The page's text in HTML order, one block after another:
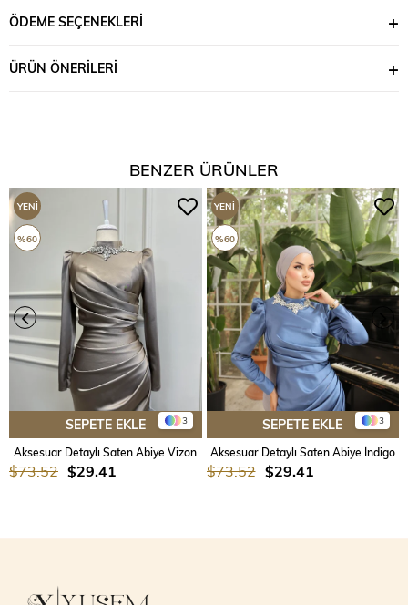
ÖDEME SEÇENEKLERI
ÜRÜN ÖNERILERI
BENZER ÜRÜNLER
3
SEPETE EKLE
Aksesuar Detaylı Saten Abiye Vizon
$29.41
$73.52
YENI
ÜRÜN
%60
3
SEPETE EKLE
Aksesuar Detaylı Saten Abiye İndigo
$29.41
$73.52
YENI
ÜRÜN
%60